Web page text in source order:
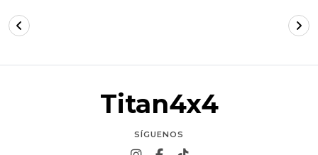
Titan4x4
SÍGUENOS